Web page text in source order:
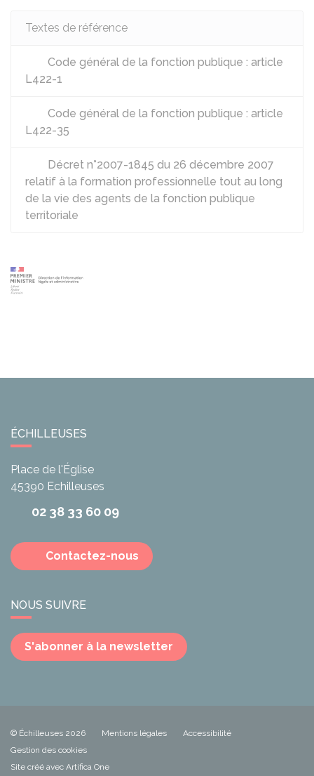
Textes de référence
Code général de la fonction publique : article
L422-1
Code général de la fonction publique : article
L422-35
Décret n°2007-1845 du 26 décembre 2007
relatif à la formation professionnelle tout au long
de la vie des agents de la fonction publique
territoriale
ÉCHILLEUSES
Place de l'Église
45390 Echilleuses
02 38 33 60 09
Contactez-nous
NOUS SUIVRE
S'abonner à la newsletter
© Échilleuses 2026 Mentions légales
Accessibilité
Gestion des cookies
Site créé avec Artifica One